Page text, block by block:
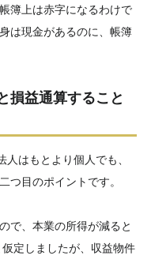
簿上は赤字になるわけで
は現金があるのに、帳簿
損益通算すること
はもとより個人でも、
つ目のポイントです。
で、本業の所得が減ると
定しましたが、収益物件